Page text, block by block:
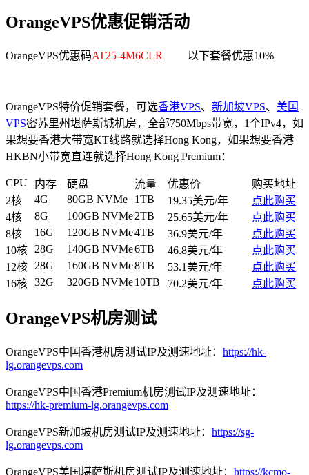
OrangeVPS优惠促销活动
OrangeVPS优惠码AT25-4M6CLR 以下套餐优惠10%
OrangeVPS特价促销套餐，可选香港VPS、 新加坡VPS、 美国
VPS密苏里州堪萨斯城机房，全部750Mbps带宽，1个IPv4，如
果想要香港大带宽KT线路就选择Hong Kong，如果想要香港
HKBN小带宽直连就选择Hong Kong Premium：
CPU 内存 硬盘 流量 优惠价
购买地址
2核
4G 80GB NVMe 1TB 19.35美元/年
点此购买
4核
8G 100GB NVMe2TB 25.65美元/年
点此购买
8核
16G 120GB NVMe4TB 36.9美元/年
点此购买
10核
28G 140GB NVMe6TB 46.8美元/年
点此购买
12核
28G 160GB NVMe8TB 53.1美元/年
点此购买
16核 32G 320GB NVMe10TB 70.2美元/年 点此购买
OrangeVPS机房测试
OrangeVPS中国香港机房测试IP及测速地址： https://hk-
lg.orangevps.com
OrangeVPS中国香港Premium机房测试IP及测速地址：
https://hk-premium-lg.orangevps.com
OrangeVPS新加坡机房测试IP及测速地址： https://sg-
lg.orangevps.com
OrangeVPS美国堪萨斯机房测试IP及测速地址： https://kcmo-